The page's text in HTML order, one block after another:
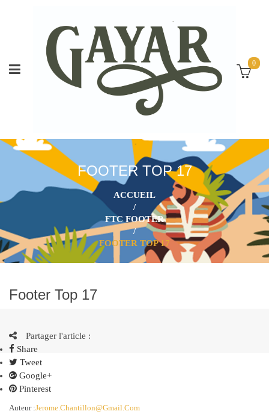
0
FOOTER TOP 17
ACCUEIL
/
FTC FOOTER
/
FOOTER TOP 17
Footer Top 17
Partager l'article :
Share
Tweet
Google+
Pinterest
Auteur :Jerome.chantillon@gmail.com